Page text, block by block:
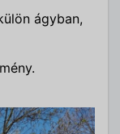
ágyban,